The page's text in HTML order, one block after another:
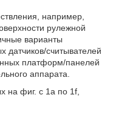
например,
рулежной
варианты
считывателей
платформ/панелей
аппарата.
на фиг. с 1a по 1f,